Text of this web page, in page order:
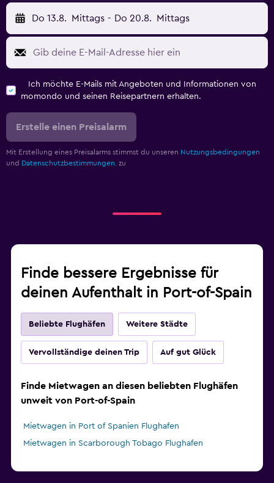
Do 13.8. Mittags - Do 20.8. Mittags
Ich möchte E-Mails mit Angeboten und Informationen von
momondo und seinen Reisepartnern erhalten.
Erstelle einen Preisalarm
Mit Erstellung eines Preisalarms stimmst du unseren Nutzungsbedingungen
und Datenschutzbestimmungen. zu
Finde bessere Ergebnisse für
deinen Aufenthalt in Port-of-Spain
Beliebte Flughäfen Weitere Städte
Vervollständige deinen Trip Auf gut Glück
Finde Mietwagen an diesen beliebten Flughäfen
unweit von Port-of-Spain
Mietwagen in Port of Spanien Flughafen
Mietwagen in Scarborough Tobago Flughafen